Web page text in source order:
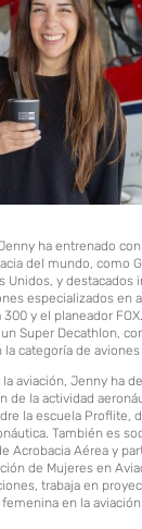
ha entrenado
del mundo, como
Unidos, y destacados
especializados en
y el planeador
Super Decathlon,
categoría de aviones
aviación, Jenny ha
de la actividad
la escuela Proflite,
También es
Acrobacia Aérea y
de Mujeres en
trabaja en
en la